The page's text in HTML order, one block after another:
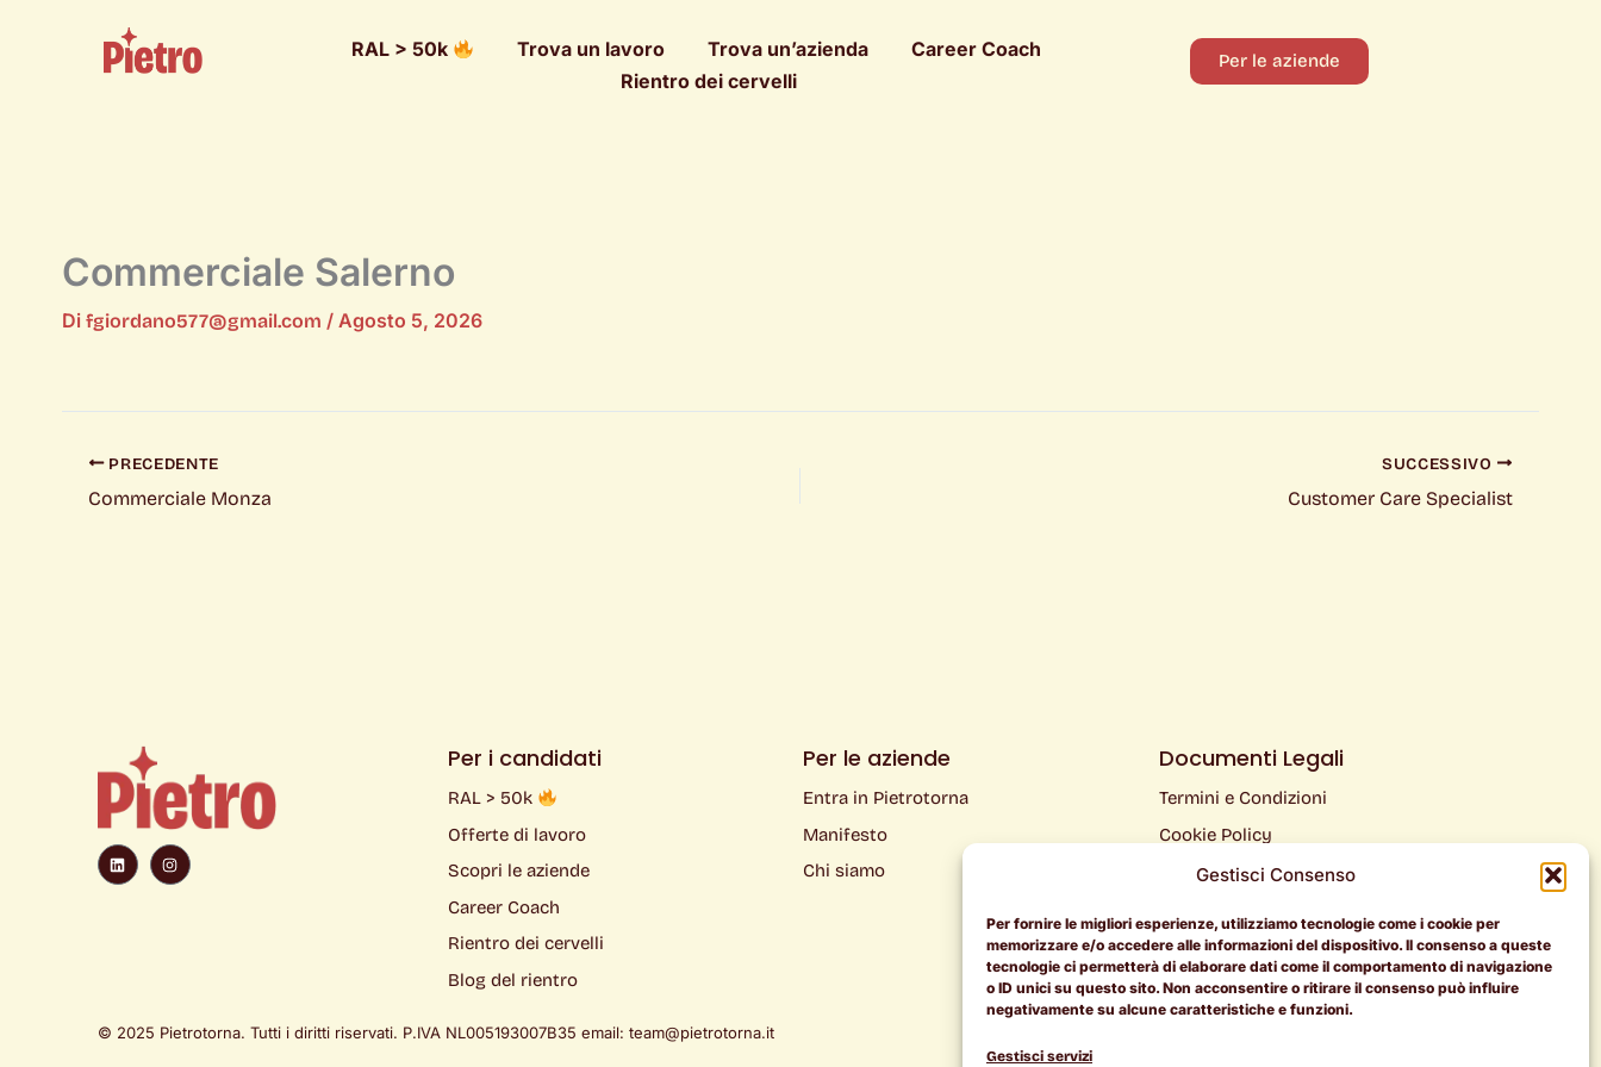
Gestisci Consenso
Per fornire le migliori esperienze, utilizziamo tecnologie come i cookie per
memorizzare e/o accedere alle informazioni del dispositivo. Il consenso a queste
tecnologie ci permetterà di elaborare dati come il comportamento di navigazione
o ID unici su questo sito. Non acconsentire o ritirare il consenso può influire
negativamente su alcune caratteristiche e funzioni.
Gestisci servizi
RAL > 50k Trova un lavoro Trova un’azienda
Career Coach
Rientro dei cervelli
Per le aziende
Commerciale Salerno
Di fgiordano577@gmail.com / Agosto 5, 2026
PRECEDENTE
Commerciale Monza
SUCCESSIVO
Customer Care Specialist
i
n
k
n
s
t
Per i candidati
RAL > 50k
Offerte di lavoro
Scopri le aziende
Career Coach
Rientro dei cervelli
Blog del rientro
Per le aziende
Entra in Pietrotorna
Manifesto
Chi siamo
Documenti Legali
Termini e Condizioni
Cookie Policy
Privacy Policy
© 2025 Pietrotorna. Tutti i diritti riservati. P.IVA NL005193007B35 email: team@pietrotorna.it